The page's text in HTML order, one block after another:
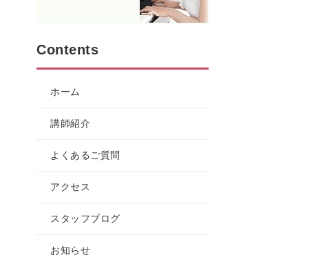
Contents
ホーム
講師紹介
よくあるご質問
アクセス
スタッフブログ
お知らせ